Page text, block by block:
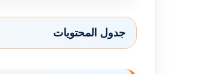
جدول المحتويات